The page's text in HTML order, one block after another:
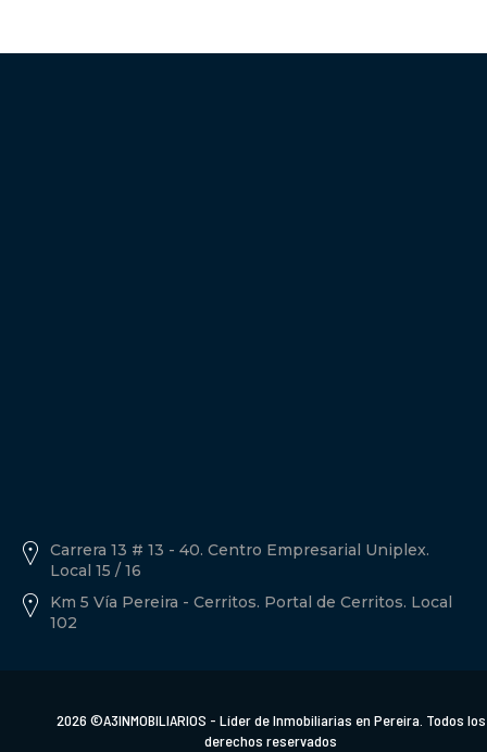
Carrera 13 # 13 - 40. Centro Empresarial Uniplex.
Local 15 / 16
Km 5 Vía Pereira - Cerritos. Portal de Cerritos. Local
102
2026 ©A3INMOBILIARIOS - Líder de Inmobiliarias en Pereira. Todos los
derechos reservados